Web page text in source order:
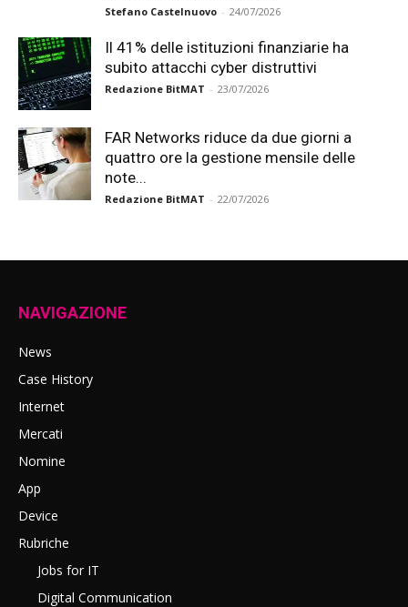
Stefano Castelnuovo - 24/07/2026
Il 41% delle istituzioni finanziarie ha
subito attacchi cyber distruttivi
Redazione BitMAT - 23/07/2026
FAR Networks riduce da due giorni a
quattro ore la gestione mensile delle
note...
Redazione BitMAT - 22/07/2026
NAVIGAZIONE
News
Case History
Internet
Mercati
Nomine
App
Device
Rubriche
Jobs for IT
Digital Communication